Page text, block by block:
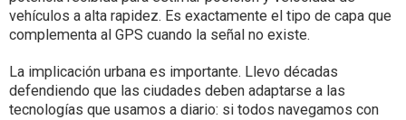
vehículos a alta rapidez. Es exactamente el tipo de capa que
complementa al GPS cuando la señal no existe.
La implicación urbana es importante. Llevo décadas
defendiendo que las ciudades deben adaptarse a las
tecnologías que usamos a diario: si todos navegamos con